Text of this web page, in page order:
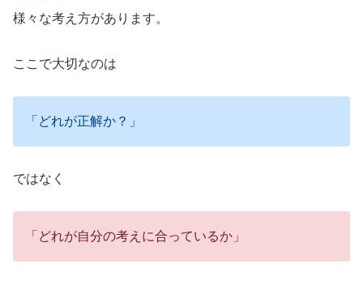
様々な考え方があります。
ここで大切なのは
「どれが正解か？」
ではなく
「どれが自分の考えに合っているか」